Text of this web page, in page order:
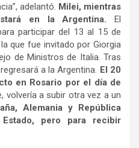
adelantó. Milei, mientras
en la Argentina. El
participar del 13 al 15 de
que fue invitado por Giorgia
de Ministros de Italia. Tras
a la Argentina. El 20
en Rosario por el día de
volvería a subir otra vez a un
Alemania y República
pero para recibir